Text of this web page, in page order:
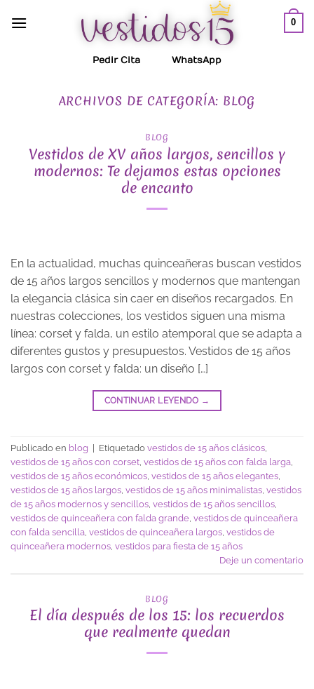
0
Pedir Cita WhatsApp
ARCHIVOS DE CATEGORÍA: BLOG
BLOG
Vestidos de XV años largos, sencillos y
modernos: Te dejamos estas opciones
de encanto
En la actualidad, muchas quinceañeras buscan vestidos
de 15 años largos sencillos y modernos que mantengan
la elegancia clásica sin caer en diseños recargados. En
nuestras colecciones, los vestidos siguen una misma
línea: corset y falda, un estilo atemporal que se adapta a
diferentes gustos y presupuestos. Vestidos de 15 años
largos con corset y falda: un diseño […]
CONTINUAR LEYENDO →
Publicado en blog Etiquetado vestidos de 15 años clásicos
vestidos de 15 años con corset vestidos de 15 años con falda larga
vestidos de 15 años económicos vestidos de 15 años elegantes
vestidos de 15 años largos vestidos de 15 años minimalistas vestidos
de 15 años modernos y sencillos vestidos de 15 años sencillos
vestidos de quinceañera con falda grande vestidos de quinceañera
con falda sencilla vestidos de quinceañera largos vestidos de
quinceañera modernos vestidos para fiesta de 15 años
Deje un comentario
BLOG
El día después de los 15: los recuerdos
que realmente quedan